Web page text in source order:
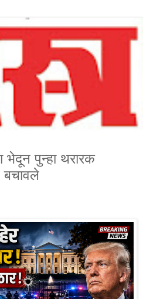
भेदून पुन्हा थरारक
बचावले